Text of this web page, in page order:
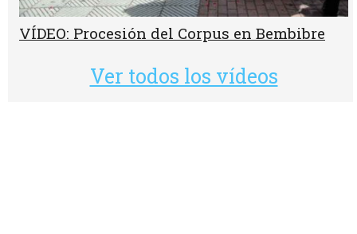
VÍDEO: Procesión del Corpus en Bembibre
Ver todos los vídeos